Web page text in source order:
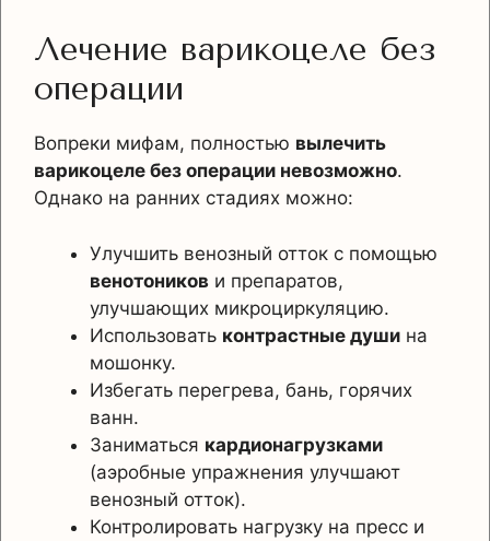
Лечение варикоцеле без
операции
Вопреки мифам, полностью вылечить
варикоцеле без операции невозможно.
Однако на ранних стадиях можно:
Улучшить венозный отток с помощью
венотоников и препаратов,
улучшающих микроциркуляцию.
Использовать контрастные души на
мошонку.
Избегать перегрева, бань, горячих
ванн.
Заниматься кардионагрузками
(аэробные упражнения улучшают
венозный отток).
Контролировать нагрузку на пресс и